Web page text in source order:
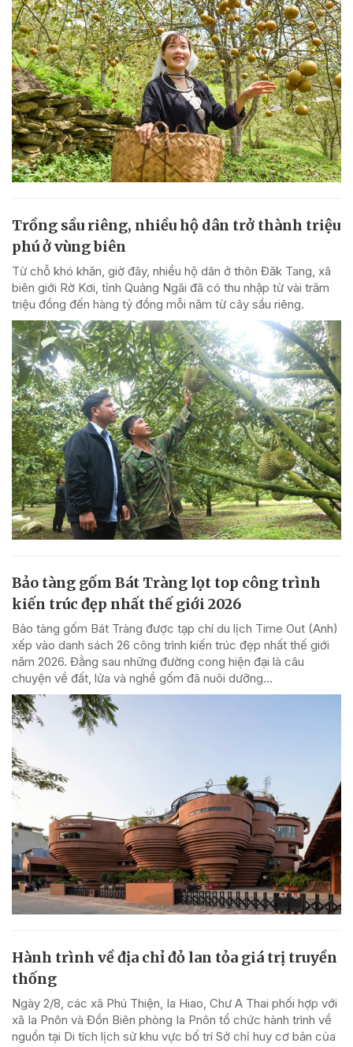
Trồng sầu riêng, nhiều hộ dân trở thành triệu
phú ở vùng biên
Từ chỗ khó khăn, giờ đây, nhiều hộ dân ở thôn Đăk Tang, xã
biên giới Rờ Kơi, tỉnh Quảng Ngãi đã có thu nhập từ vài trăm
triệu đồng đến hàng tỷ đồng mỗi năm từ cây sầu riêng.
Bảo tàng gốm Bát Tràng lọt top công trình
kiến trúc đẹp nhất thế giới 2026
Bảo tàng gốm Bát Tràng được tạp chí du lịch Time Out (Anh)
xếp vào danh sách 26 công trình kiến trúc đẹp nhất thế giới
năm 2026. Đằng sau những đường cong hiện đại là câu
chuyện về đất, lửa và nghề gốm đã nuôi dưỡng...
Hành trình về địa chỉ đỏ lan tỏa giá trị truyền
thống
Ngày 2/8, các xã Phú Thiện, Ia Hiao, Chư A Thai phối hợp với
xã Ia Pnôn và Đồn Biên phòng Ia Pnôn tổ chức hành trình về
nguồn tại Di tích lịch sử khu vực bố trí Sở chỉ huy cơ bản của